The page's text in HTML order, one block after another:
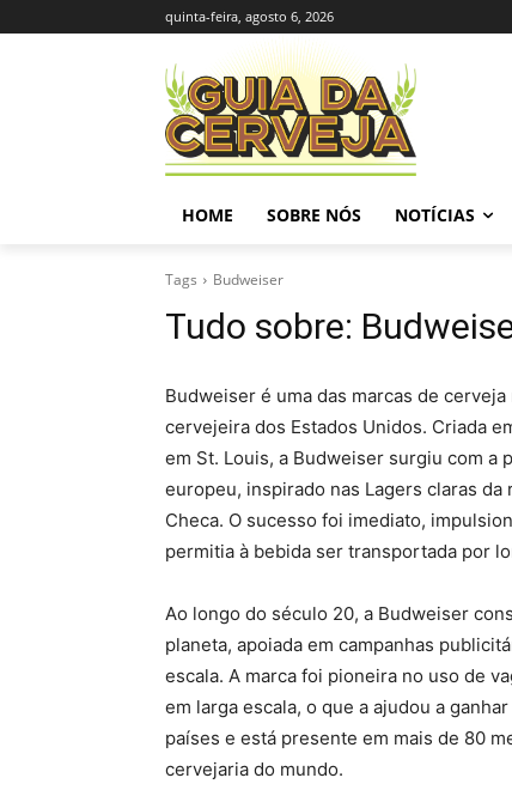
quinta-feira, agosto 6, 2026
HOME SOBRE NÓS NOTÍCIAS
Tags Budweiser
Tudo sobre:
Budweiser é uma das marcas de
cervejeira dos Estados Unidos. Criada
em St. Louis, a Budweiser surgiu com a
europeu, inspirado nas Lagers claras
Checa. O sucesso foi imediato,
permitia à bebida ser transportada por
Ao longo do século 20, a Budweiser
planeta, apoiada em campanhas
escala. A marca foi pioneira no uso de
em larga escala, o que a ajudou a
países e está presente em mais de 80
cervejaria do mundo.